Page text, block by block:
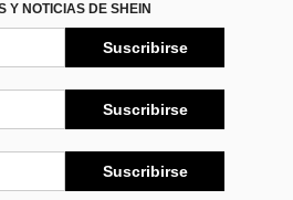
Y NOTICIAS DE SHEIN
Suscribirse
Suscribirse
Suscribirse